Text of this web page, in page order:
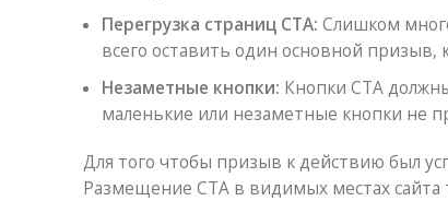
Перегрузка страниц CTA: Слишком
всего оставить один основной призыв,
Незаметные кнопки: Кнопки CTA
маленькие или незаметные кнопки не
Для того чтобы призыв к действию был
Размещение CTA в видимых местах